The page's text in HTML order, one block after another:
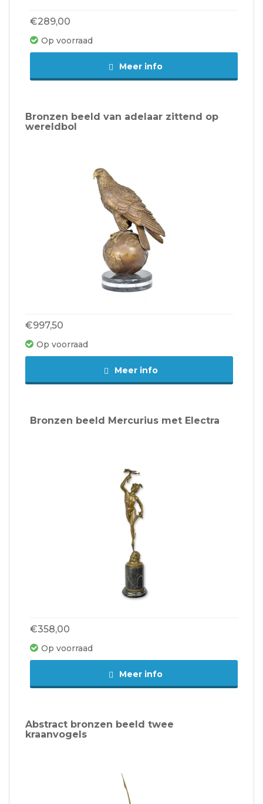
€289,00
Op voorraad
Meer info
Bronzen beeld van adelaar zittend op
wereldbol
€997,50
Op voorraad
Meer info
Bronzen beeld Mercurius met Electra
€358,00
Op voorraad
Meer info
Abstract bronzen beeld twee
kraanvogels